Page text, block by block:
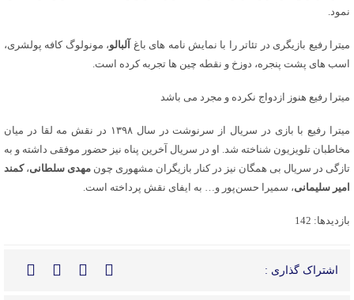
نمود.
میترا رفیع بازیگری در تئاتر را با نمایش نامه های باغ آلبالو، مونولوگ کافه پولشری،
اسب های پشت پنجره، دوزخ و نقطه چین ها تجربه کرده است.
میترا رفیع هنوز ازدواج نکرده و مجرد می باشد
میترا رفیع با بازی در سریال از سرنوشت در سال ۱۳۹۸ در نقش مه لقا در میان
مخاطبان تلویزیون شناخته شد. او در سریال آخرین پناه نیز حضور موفقی داشته و به
تازگی در سریال بی همگان نیز در کنار بازیگران مشهوری چون مهدی سلطانی،کمند
امیر سلیمانی، سمیرا حسن‌پور و… به ایفای نقش پرداخته است.
بازدیدها: 142
اشتراک گذاری :